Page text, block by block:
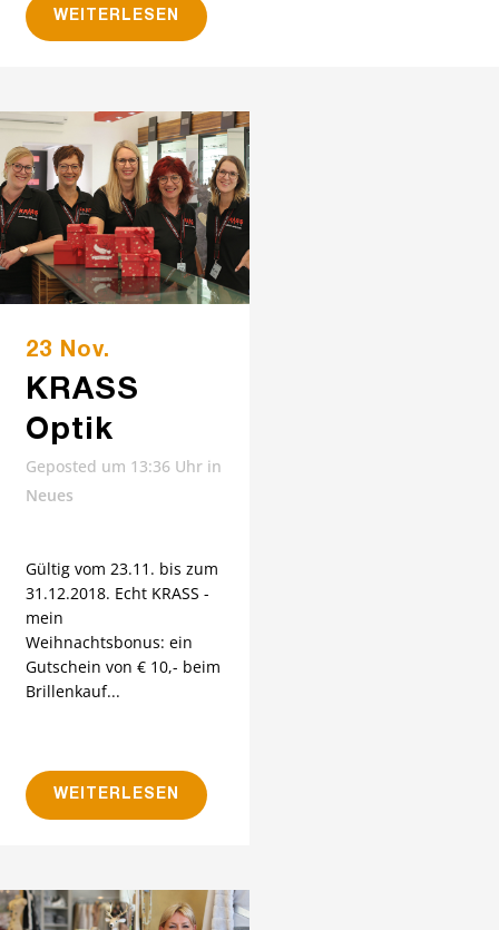
WEITERLESEN
23 Nov.
KRASS
Optik
Geposted um 13:36 Uhr in
Neues
Gültig vom 23.11. bis zum
31.12.2018. Echt KRASS -
mein
Weihnachtsbonus: ein
Gutschein von € 10,- beim
Brillenkauf...
WEITERLESEN